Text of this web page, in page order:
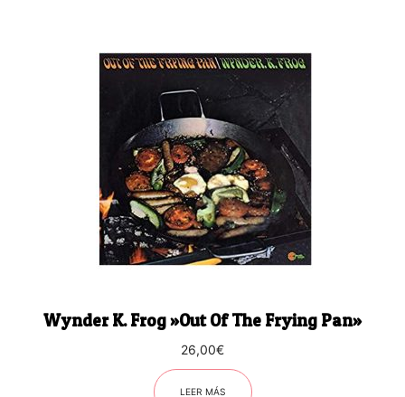
Wynder K. Frog ‎»Out Of The Frying Pan»
26,00€
LEER MÁS